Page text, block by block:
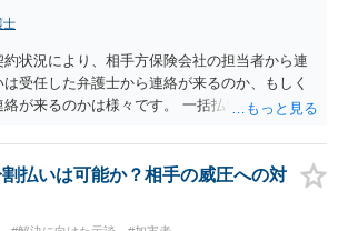
いる保険に、今回の事故で利用できる弁護士費
なお、被害者は叔母様ご本人となりますの
合には、叔母様ご本人の依頼意思等を確認す
語での十分な意思疎通が難しいとのことです
情も踏まえて、依頼意思の確認方法等を検討
士
状況により、相手方保険会社の担当者から連
受任した弁護士から連絡が来るのか、もしく
が来るのかは様々です。 一括払いや分割払い
払いに合意すれば、和解は可能です。 他方で
きないことになります。 今後の見通しを知る為
、最寄りの法律事務所で相談だけでもされる
払いは可能か？相手の威圧への対